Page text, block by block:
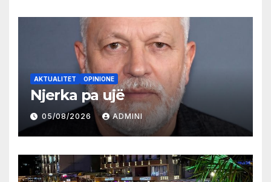
AKTUALITET OPINIONE
Njerka pa ujë
05/08/2026 ADMINI